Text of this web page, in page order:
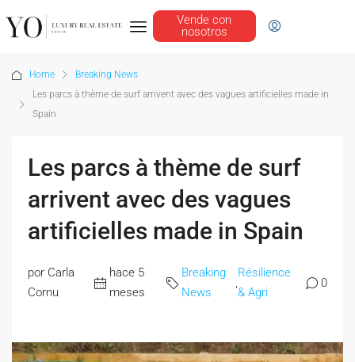
Vende con
nosotros
Home
Breaking News
Les parcs à thème de surf arrivent avec des vagues artificielles made in
Spain
Les parcs à thème de surf
arrivent avec des vagues
artificielles made in Spain
por Carla
Cornu
hace 5
meses
Breaking
News
Résilience
& Agri
0